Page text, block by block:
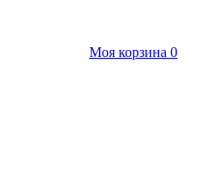
Моя корзина 0